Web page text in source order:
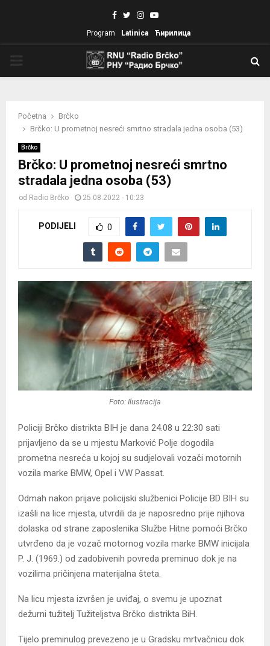
Facebook
TwitterInstagram
Youtube
Program Latinica Ћирилица
Početna
Brčko
Brčko: U prometnoj nesreći smrtno stradala jedna osoba (53)
Brčko
Brčko: U prometnoj nesreći smrtno
stradala jedna osoba (53)
od Radio Brčko 25.08.2022 - 10:23
PODIJELI 0
Foto: Ilustracija
Policiji Brčko distrikta BIH je dana 24.08 u 22:30 sati
prijavljeno da se u mjestu Marković Polje dogodila
prometna nesreća u kojoj su sudjelovali vozači motornih
vozila marke BMW, Opel i VW Passat.
Odmah nakon prijave policijski službenici Policije BD BIH su
izašli na lice mjesta, utvrdili da je naposredno prije njihova
dolaska od strane zaposlenika Službe Hitne pomoći Brčko
utvrđeno da je vozač motornog vozila marke BMW inicijala
P. J. (1969.) od zadobivenih povreda preminuo dok je na
vozilima pričinjena materijalna šteta.
Na licu mjesta izvršen je uviđaj, o svemu je upoznat
dežurni tužitelj Tužiteljstva Brčko distrikta BiH.
Tijelo preminulog prevezeno je u Gradsku mrtvačnicu dok